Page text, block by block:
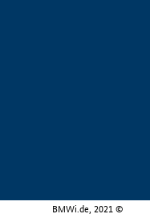
BMWi.de, 2021 ©